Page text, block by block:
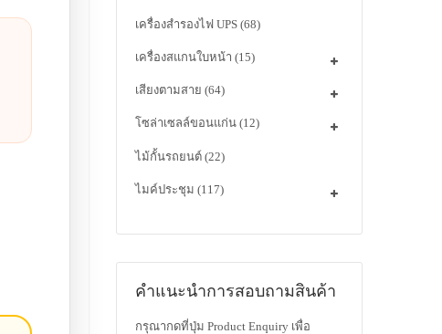
เครื่องสำรองไฟ UPS (68)
เครื่องสแกนใบหน้า (15)
เสียงตามสาย (64)
โซล่าเซลล์ขอนแก่น (12)
ไม้กั้นรถยนต์ (22)
ไมค์ประชุม (117)
คำแนะนำการสอบถามสินค้า
กรุณากดที่ปุ่ม Product Enquiry เพื่อ